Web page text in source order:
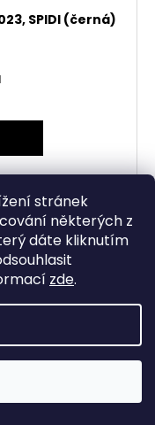
stránek
některých z
dáte kliknutím
zde.
SPIDI (černá)
ramen a loktů